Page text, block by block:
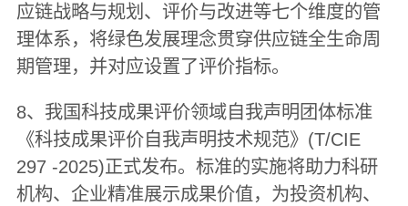
应链战略与规划、评价与改进等七个维度的管
理体系，将绿色发展理念贯穿供应链全生命周
期管理，并对应设置了评价指标。
8、我国科技成果评价领域自我声明团体标准
《科技成果评价自我声明技术规范》(T/CIE
297 -2025)正式发布。标准的实施将助力科研
机构、企业精准展示成果价值，为投资机构、